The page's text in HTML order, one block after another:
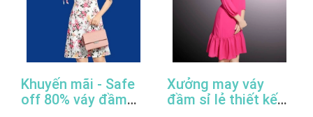
Khuyến mãi - Safe
off 80% váy đầm
Xưởng may váy
đầm sỉ lẻ thiết kế